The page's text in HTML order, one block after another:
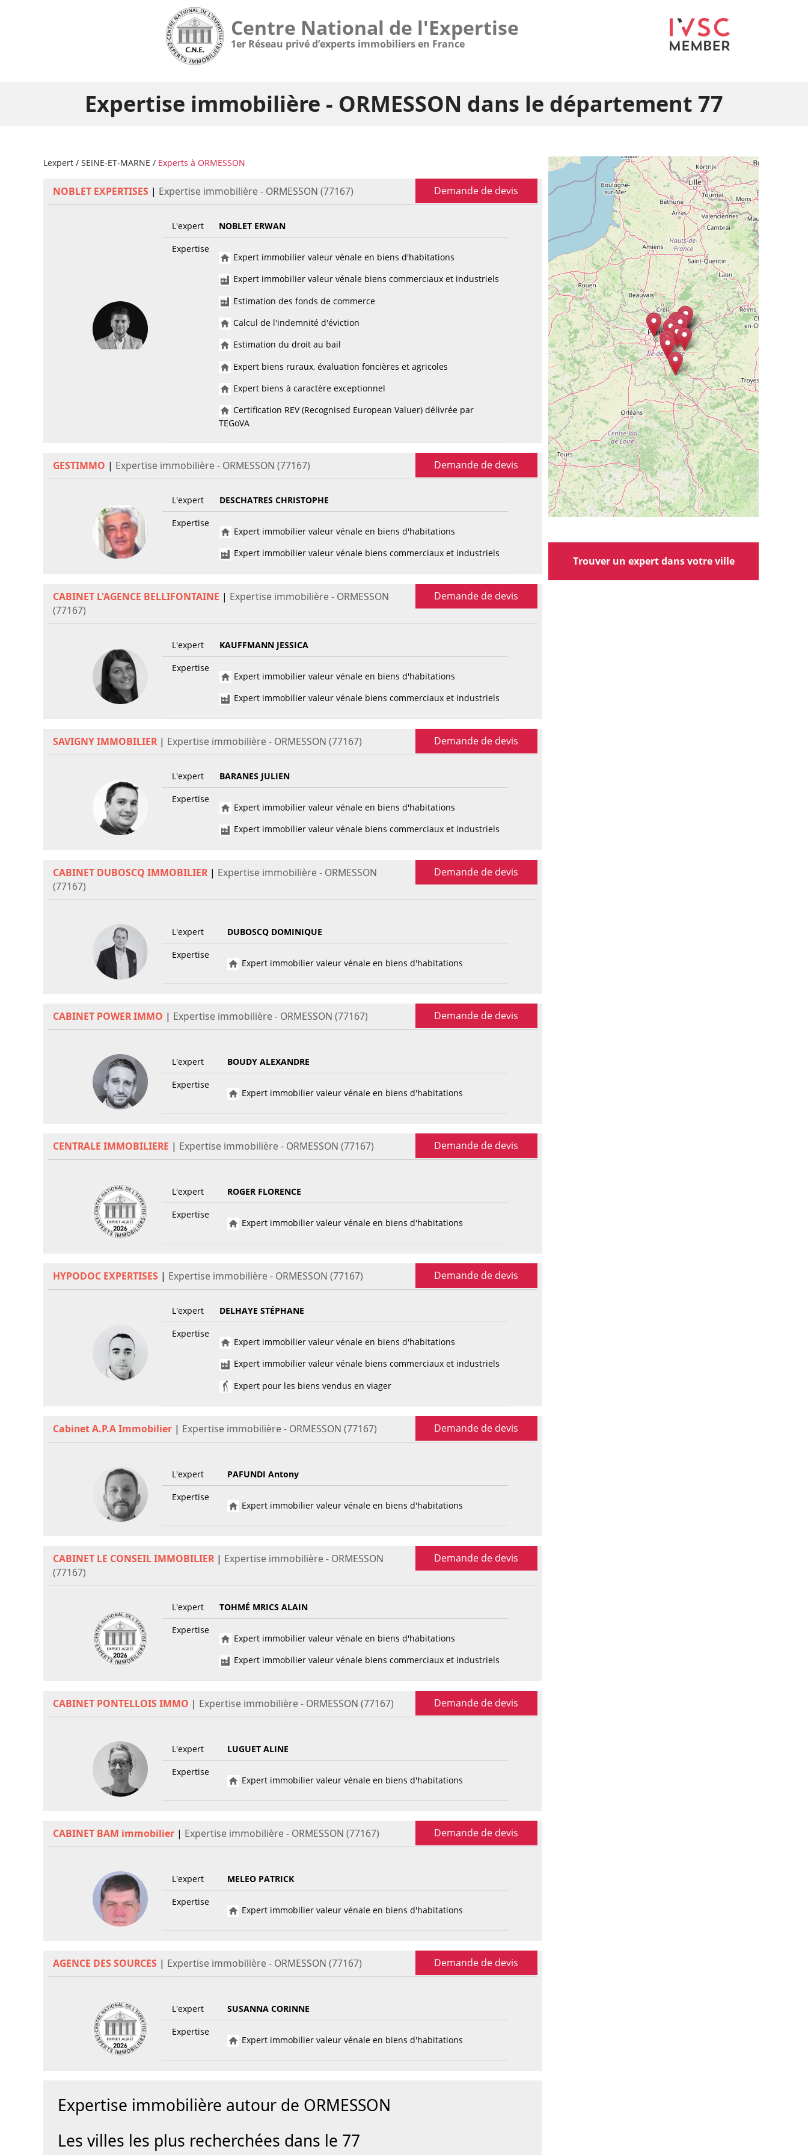
Centre National de l'Expertise
1er Réseau privé d’experts immobiliers en France
Expertise immobilière - ORMESSON dans le département 77
Lexpert / SEINE-ET-MARNE / Experts à ORMESSON
NOBLET EXPERTISES | Expertise immobilière - ORMESSON (77167) Demande de devis
L'expert
NOBLET ERWAN
Expertise
Expert immobilier valeur vénale en biens d'habitations
Expert immobilier valeur vénale biens commerciaux et industriels
Estimation des fonds de commerce
Calcul de l'indemnité d'éviction
Estimation du droit au bail
Expert biens ruraux, évaluation foncières et agricoles
Expert biens à caractère exceptionnel
Certification REV (Recognised European Valuer) délivrée par
TEGoVA
GESTIMMO | Expertise immobilière - ORMESSON (77167) Demande de devis
L'expert
DESCHATRES CHRISTOPHE
Expertise
Expert immobilier valeur vénale en biens d'habitations
Expert immobilier valeur vénale biens commerciaux et industriels
CABINET L'AGENCE BELLIFONTAINE | Expertise immobilière - ORMESSON
(77167)
Demande de devis
L'expert
KAUFFMANN JESSICA
Expertise
Expert immobilier valeur vénale en biens d'habitations
Expert immobilier valeur vénale biens commerciaux et industriels
SAVIGNY IMMOBILIER | Expertise immobilière - ORMESSON (77167) Demande de devis
L'expert
BARANES JULIEN
Expertise
Expert immobilier valeur vénale en biens d'habitations
Expert immobilier valeur vénale biens commerciaux et industriels
CABINET DUBOSCQ IMMOBILIER | Expertise immobilière - ORMESSON
(77167)
Demande de devis
L'expert
DUBOSCQ DOMINIQUE
Expertise
Expert immobilier valeur vénale en biens d'habitations
CABINET POWER IMMO | Expertise immobilière - ORMESSON (77167) Demande de devis
L'expert
BOUDY ALEXANDRE
Expertise
Expert immobilier valeur vénale en biens d'habitations
CENTRALE IMMOBILIERE | Expertise immobilière - ORMESSON (77167) Demande de devis
L'expert
ROGER FLORENCE
Expertise
Expert immobilier valeur vénale en biens d'habitations
HYPODOC EXPERTISES | Expertise immobilière - ORMESSON (77167) Demande de devis
L'expert
DELHAYE STÉPHANE
Expertise
Expert immobilier valeur vénale en biens d'habitations
Expert immobilier valeur vénale biens commerciaux et industriels
Expert pour les biens vendus en viager
Cabinet A.P.A Immobilier | Expertise immobilière - ORMESSON (77167) Demande de devis
L'expert
PAFUNDI Antony
Expertise
Expert immobilier valeur vénale en biens d'habitations
CABINET LE CONSEIL IMMOBILIER | Expertise immobilière - ORMESSON
(77167)
Demande de devis
L'expert
TOHMÉ MRICS ALAIN
Expertise
Expert immobilier valeur vénale en biens d'habitations
Expert immobilier valeur vénale biens commerciaux et industriels
CABINET PONTELLOIS IMMO | Expertise immobilière - ORMESSON (77167) Demande de devis
L'expert
LUGUET ALINE
Expertise
Expert immobilier valeur vénale en biens d'habitations
CABINET BAM immobilier | Expertise immobilière - ORMESSON (77167) Demande de devis
L'expert
MELEO PATRICK
Expertise
Expert immobilier valeur vénale en biens d'habitations
AGENCE DES SOURCES | Expertise immobilière - ORMESSON (77167) Demande de devis
L'expert
SUSANNA CORINNE
Expertise
Expert immobilier valeur vénale en biens d'habitations
Expertise immobilière autour de ORMESSON
Les villes les plus recherchées dans le 77
Trouver un expert dans votre ville